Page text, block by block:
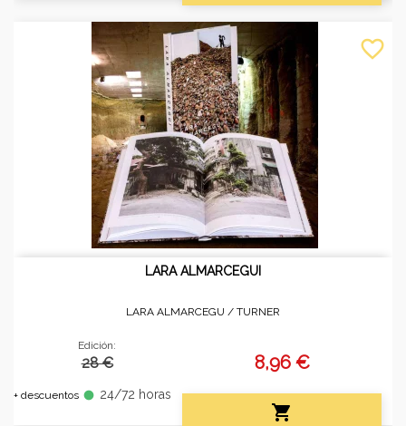
LARA ALMARCEGUI
LARA ALMARCEGU / TURNER
Edición:
28 €
+ descuentos fiber_manual_record 24/72 horas
8,96 €

favorite_border